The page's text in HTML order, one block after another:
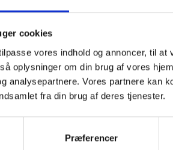
cookies
vores indhold og annoncer, til
oplysninger om din brug af vores
analysepartnere. Vores partnere kan
fra din brug af deres tjenester.
Præferencer
80 88,9